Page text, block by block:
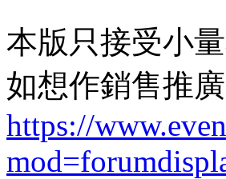
本版只接受小
如想作銷售推
https://